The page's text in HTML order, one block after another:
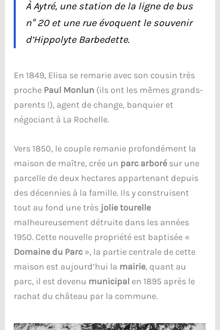
À Aytré, une station de la ligne de bus
n° 20 et une rue évoquent le souvenir
d’Hippolyte Barbedette.
En 1849, Elisa se remarie avec son cousin très
proche Paul Monlun (ils ont les mêmes grands-
parents !), agent de change, banquier et
négociant à La Rochelle.
Vers 1850, le couple remanie profondément la
maison de maître, crée un parc arborésur une
parcelle de deux hectares appartenant depuis
des décennies à la famille. Ils y construisent
tout au fond une très jolie tourelle
malheureusement détruite dans les années
1950. Cette nouvelle propriété est baptisée «
Domaine du Parc», la partie centrale de cette
maison est aujourd’hui la mairie, quant au
parc, il est devenu municipal en 1895 après le
rachat du château par la commune.